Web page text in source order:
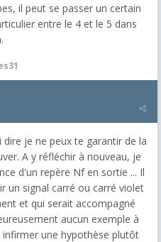
il peut se passer un certain
entre le 4 et le 5 dans
je ne peux te garantir de la
A y réfléchir à nouveau, je
d'un repère Nf en sortie ... Il
un signal carré ou carré violet
et qui serait accompagné
aucun exemple à
une hypothèse plutôt